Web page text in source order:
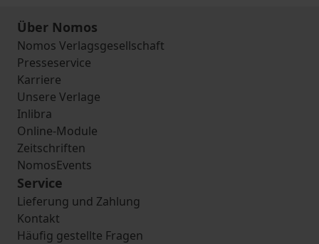
Über Nomos
Nomos Verlagsgesellschaft
Presseservice
Karriere
Unsere Verlage
Inlibra
Online-Module
Zeitschriften
NomosEvents
Service
Lieferung und Zahlung
Kontakt
Häufig gestellte Fragen